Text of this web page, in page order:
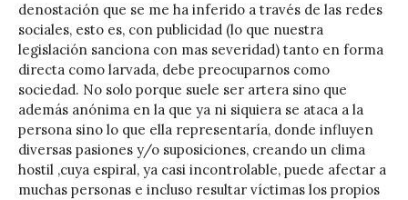
denostación que se me ha inferido a través de las redes
sociales, esto es, con publicidad (lo que nuestra
legislación sanciona con mas severidad) tanto en forma
directa como larvada, debe preocuparnos como
sociedad. No solo porque suele ser artera sino que
además anónima en la que ya ni siquiera se ataca a la
persona sino lo que ella representaría, donde influyen
diversas pasiones y/o suposiciones, creando un clima
hostil ,cuya espiral, ya casi incontrolable, puede afectar a
muchas personas e incluso resultar víctimas los propios